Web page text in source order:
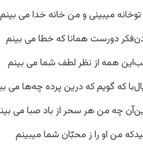
خانه میبینی و من خانه خدا می بینم
فکر دورست همانا که خطا می بینم
این همه از نظر لطف شما می بینم
با که گویم که درین پرده چه‌ها می
آن چه من هر سحر از باد صبا می
که من او را ز محبّان شما میبینم